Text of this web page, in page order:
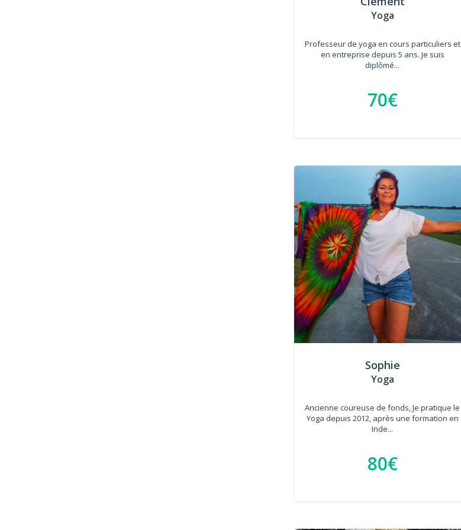
Yoga
Professeur de yoga en cours particuliers et
en entreprise depuis 5 ans. Je suis
diplômé...
70€
Sophie
Yoga
Ancienne coureuse de fonds, Je pratique le
Yoga depuis 2012, après une formation en
Inde...
80€